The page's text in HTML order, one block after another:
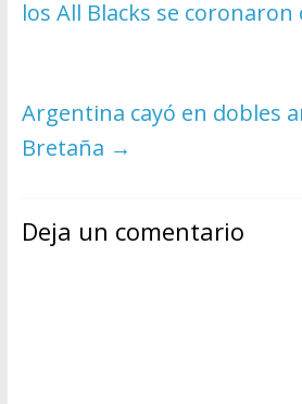
los All Blacks se coronaron
Argentina cayó en dobles
Bretaña →
Deja un comentario